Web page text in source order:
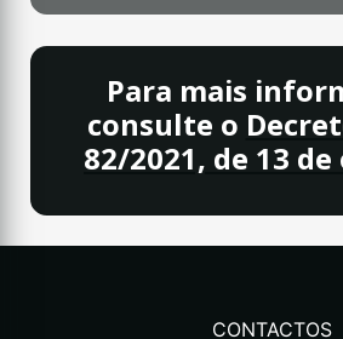
Para mais
consulte o
82/2021, de 13
CONTACTOS